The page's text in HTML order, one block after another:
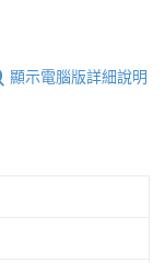
顯示電腦版詳細說明